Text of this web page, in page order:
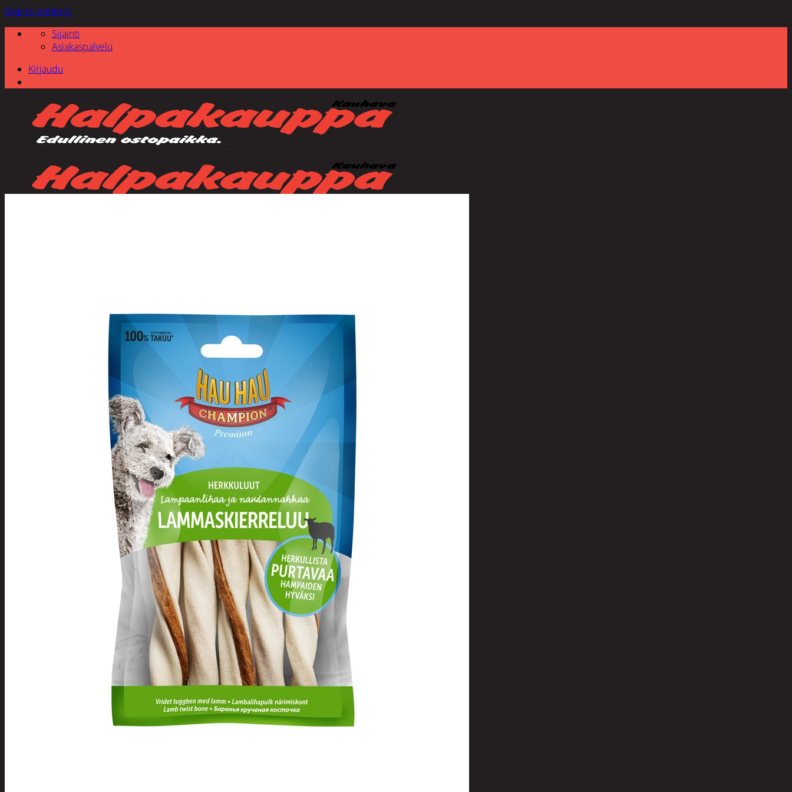
Skip to content
Sijainti
Asiakaspalvelu
Kirjaudu
Poistotuotteet
Kausituotteet
Joulu
Joulu- ja kausivalot
Eläimet ja tontut
Kyntteliköt
Valoketjut ja kuusenvalot
Joulukoristeet
Kranssit ja asetelmat
Tontut ja muut
Joulutekstiilit
Paketointi
Marjastus
Talvi
Päivittäistavarat
Apuvälineet
Hengityssuojaimet ja desinfiointi
Henkilökohtainen hygienia
Deodorantit
Hiustenhoito
Hiusharjat ja muotoilutuotteet
Hiuspinnit ja lenkit
Hiusvärit
Hiusten ja parranleikkuukoneet
Hammashygienia tuotteet
Kosmetiikka
Käsi ja jalkahoito
Käsivoiteet ja rasvat
Kynsisakset ja viilat
Pesuharjat ja -sienet
Shampoot, hoitaineet ja saippuat
Hoitoaineet
Käsisaippuat